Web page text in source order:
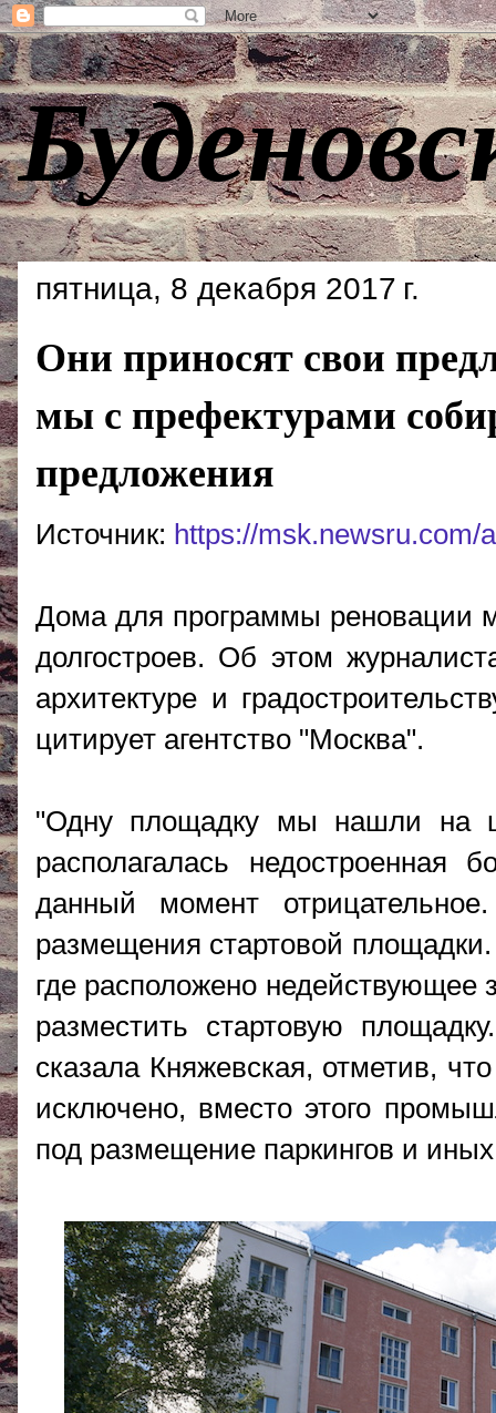
пятница, 8 декабря 2017 г.
Они приносят свои
мы с префектурами
предложения
Источник: https://msk.newsru.com/
Дома для программы реновации
долгостроев. Об этом
архитектуре и
цитирует агентство "Москва".
"Одну площадку мы нашли на
располагалась недостроенная
данный момент
размещения стартовой площадки.
где расположено недействующее
разместить стартовую
сказала Княжевская, отметив,
исключено, вместо этого
под размещение паркингов и